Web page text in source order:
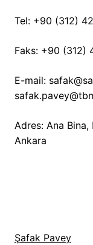
Tel: +90 (312)
Faks: +90 (312)
E-mail:
Adres: Ana Bina,
Ankara
Şafak Pavey